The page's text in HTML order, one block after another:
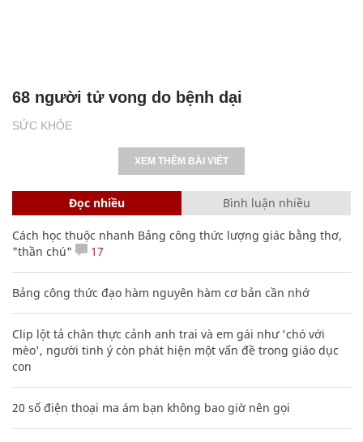
SỨC KHỎE
68 người tử vong do bệnh dại
XEM THÊM BÀI VIẾT
Đọc nhiều Bình luận nhiều
Cách học thuộc nhanh Bảng công thức lượng giác bằng thơ,
"thần chú"
17
Bảng công thức đạo hàm nguyên hàm cơ bản cần nhớ
Clip lột tả chân thực cảnh anh trai và em gái như 'chó với
mèo', người tinh ý còn phát hiện một vấn đề trong giáo dục
con
20 số điện thoại ma ám bạn không bao giờ nên gọi